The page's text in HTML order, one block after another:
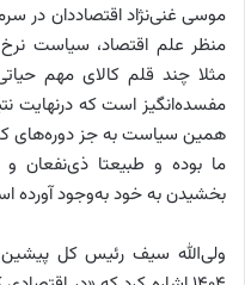
منظر علم اقتصاد، سیاست
مثلا چند قلم کالای مهم
مفسده‌انگیز است که درنهایت
همین سیاست به جز دوره‌های
ما بوده و طبیعتا ذی‌نفعان
بخشیدن به خود به‌وجود آورده